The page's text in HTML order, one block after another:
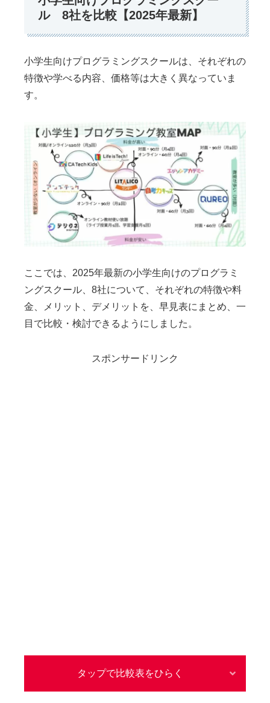
ル 8社を比較【2025年最新】
小学生向けプログラミングスクールは、それぞれの
特徴や学べる内容、価格等は大きく異なっていま
す。
ここでは、2025年最新の小学生向けのプログラミ
ングスクール、8社について、それぞれの特徴や料
金、メリット、デメリットを、早見表にまとめ、一
目で比較・検討できるようにしました。
スポンサードリンク
タップで比較表をひらく